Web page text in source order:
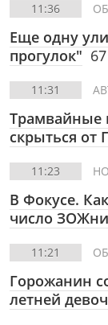
11:36
Еще одну
прогулок" 67
11:31
Трамвайные
скрыться от
11:23
В Фокусе.
число
11:21
Горожанин
летней